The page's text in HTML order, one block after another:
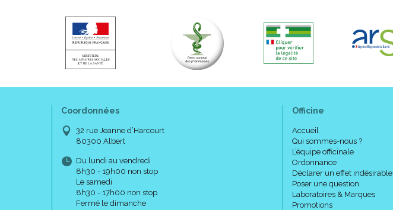
Coordonnées
32 rue Jeanne d’Harcourt
80300 Albert
Du lundi au vendredi
8h30 - 19h00 non stop
Le samedi
8h30 - 17h00 non stop
Fermé le dimanche
Officine
Accueil
Qui sommes-nous ?
L’équipe officinale
Ordonnance
Déclarer un effet indésirable
Poser une question
Laboratoires & Marques
Promotions